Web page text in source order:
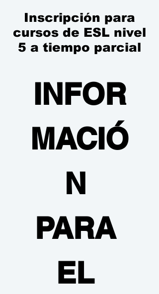
Inscripción para
cursos de ESL nivel
5 a tiempo parcial
INFOR
MACIÓ
N
PARA
EL